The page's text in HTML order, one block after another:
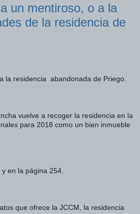
un mentiroso, o a la
de la residencia de
la residencia  abandonada de Priego.
vuelve a recoger la residencia en la
para 2018 como un bien inmueble
en la página 254.
que ofrece la JCCM, la residencia